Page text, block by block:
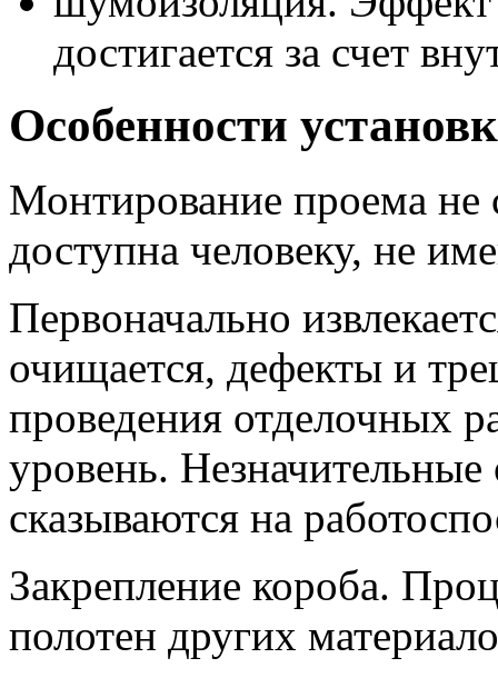
достигается за счет
Особенности
Монтирование проема не
доступна человеку, не
Первоначально
очищается, дефекты и
проведения отделочных
уровень. Незначительные
сказываются на
Закрепление короба.
полотен других